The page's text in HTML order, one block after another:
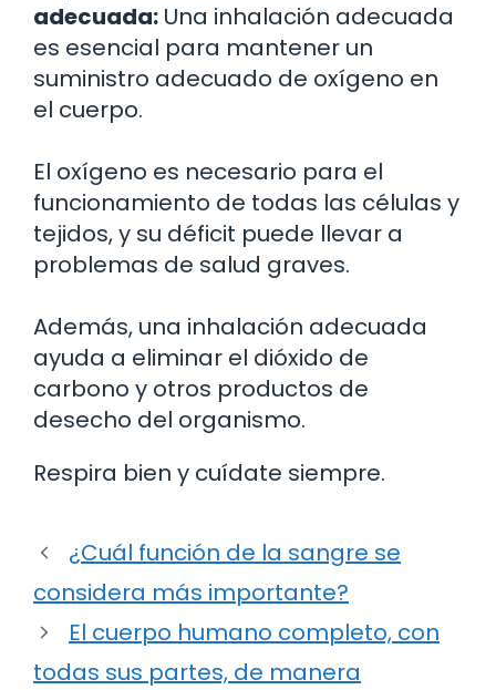
adecuada: Una inhalación adecuada
es esencial para mantener un
suministro adecuado de oxígeno en
el cuerpo.
El oxígeno es necesario para el
funcionamiento de todas las células y
tejidos, y su déficit puede llevar a
problemas de salud graves.
Además, una inhalación adecuada
ayuda a eliminar el dióxido de
carbono y otros productos de
desecho del organismo.
Respira bien y cuídate siempre.
¿Cuál función de la sangre se
considera más importante?
El cuerpo humano completo, con
todas sus partes, de manera